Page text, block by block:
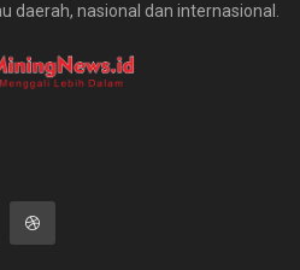
daerah, nasional dan internasional.